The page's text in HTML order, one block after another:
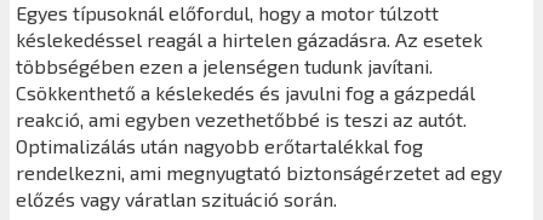
Egyes típusoknál előfordul, hogy a motor túlzott
késlekedéssel reagál a hirtelen gázadásra. Az esetek
többségében ezen a jelenségen tudunk javítani.
Csökkenthető a késlekedés és javulni fog a gázpedál
reakció, ami egyben vezethetőbbé is teszi az autót.
Optimalizálás után nagyobb erőtartalékkal fog
rendelkezni, ami megnyugtató biztonságérzetet ad egy
előzés vagy váratlan szituáció során.